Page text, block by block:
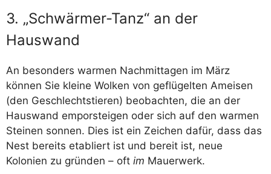
3. „Schwärmer-Tanz“ an der
Hauswand
An besonders warmen Nachmittagen im März
können Sie kleine Wolken von geflügelten Ameisen
(den Geschlechtstieren) beobachten, die an der
Hauswand emporsteigen oder sich auf den warmen
Steinen sonnen. Dies ist ein Zeichen dafür, dass das
Nest bereits etabliert ist und bereit ist, neue
Kolonien zu gründen – oft im Mauerwerk.